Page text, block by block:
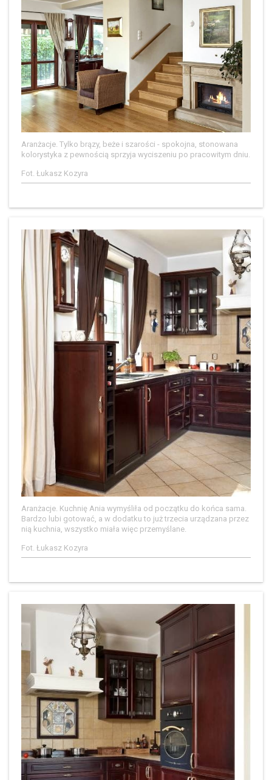
Aranżacje. Tylko brązy, beże i szarości - spokojna, stonowana
kolorystyka z pewnością sprzyja wyciszeniu po pracowitym dniu.
Fot. Łukasz Kozyra
Aranżacje. Kuchnię Ania wymyśliła od początku do końca sama.
Bardzo lubi gotować, a w dodatku to już trzecia urządzana przez
nią kuchnia, wszystko miała więc przemyślane.
Fot. Łukasz Kozyra